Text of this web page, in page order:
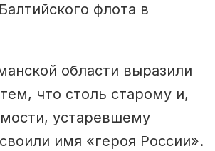
флота в
области выразили
что столь старому и,
устаревшему
имя «героя России».